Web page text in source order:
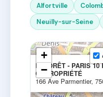
Alfortville
Neuilly-sur-Seine
LAFORÊT - PARIS 10
COPROPRIÉTÉ
166 Ave Parmentier,
+
−